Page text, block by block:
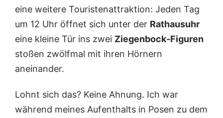
eine weitere Touristenattraktion: Jeden Tag
um 12 Uhr öffnet sich unter der Rathausuhr
eine kleine Tür ins zwei Ziegenbock-Figuren
stoßen zwölfmal mit ihren Hörnern
aneinander.
Lohnt sich das? Keine Ahnung. Ich war
während meines Aufenthalts in Posen zu dem